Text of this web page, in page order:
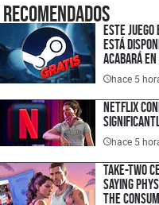
Recomendados
Este juego
está
acabará
para
hace 5
Netflix
hace 5
Take-Two
Saying
the